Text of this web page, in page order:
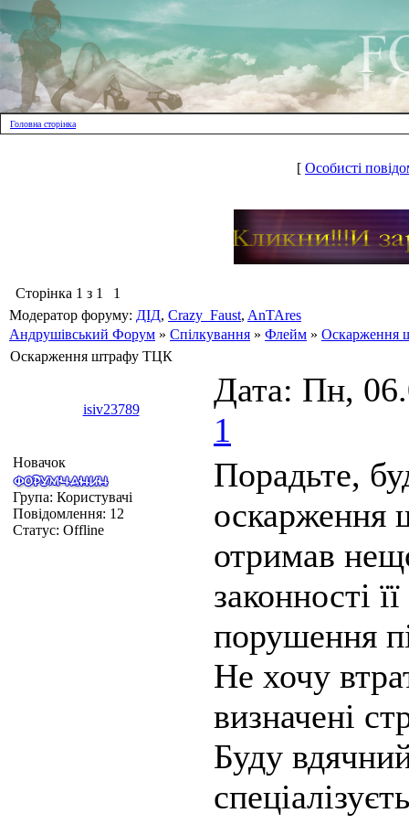
Головна сторінка
[ Особисті
Сторінка 1 з 1
1
Модератор форуму: ДІД, Crazy_Faust, AnTAres
Андрушівський Форум » Спілкування » Флейм » Оскарження
Оскарження штрафу ТЦК
isiv23789
Дата: Пн,
1
Новачок
Група: Користувачі
Повідомлення: 12
Статус: Offline
Порадьте,
оскарження
отримав
законності
порушення
Не хочу
визначені
Буду